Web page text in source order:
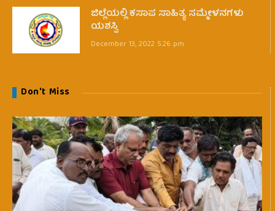
ಜಿಲ್ಲೆಯಲ್ಲಿ ಕಸಾಪ ಸಾಹಿತ್ಯ ಸಮ್ಮೇಳನಗಳು
ಯಶಸ್ವಿ
December 13, 2022 5:26 pm
Don't Miss